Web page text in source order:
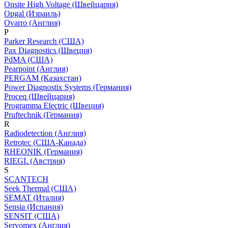
Onsite High Voltage (Швейцария)
Opgal (Израиль)
Ovarro (Англия)
P
Parker Research (США)
Pax Diagnostics (Швеция)
PdMA (США)
Pearpoint (Англия)
PERGAM (Казахстан)
Power Diagnostix Systems (Германия)
Proceq (Швейцария)
Programma Electric (Швеция)
Pruftechnik (Германия)
R
Radiodetection (Англия)
Retrotec (США-Канада)
RHEONIK (Германия)
RIEGL (Австрия)
S
SCANTECH
Seek Thermal (США)
SEMAT (Италия)
Sensia (Испания)
SENSIT (США)
Servomex (Англия)